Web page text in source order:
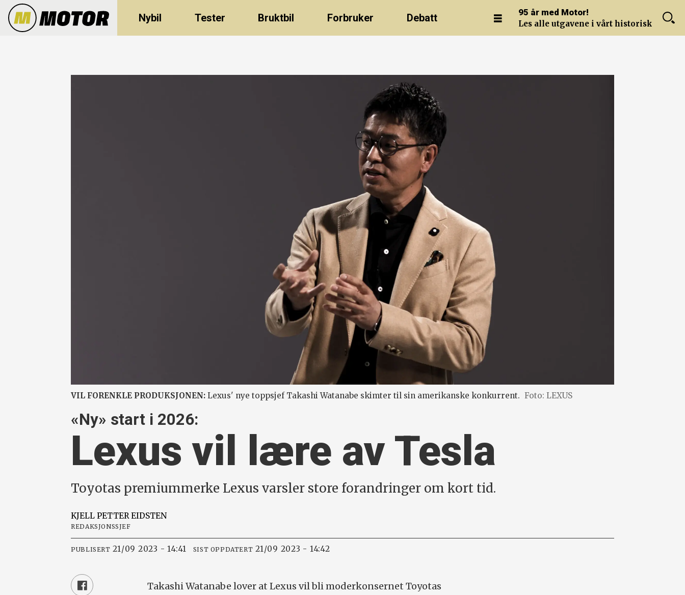
Nybil Tester Bruktbil Forbruker Debatt 95 år med Motor!
Les alle utgavene i vårt historiske arkiv.
VIL FORENKLE PRODUKSJONEN: Lexus' nye toppsjef Takashi Watanabe skimter til sin amerikanske konkurrent. Foto: LEXUS
«Ny» start i 2026:
Lexus vil lære av Tesla
Toyotas premiummerke Lexus varsler store forandringer om kort tid.
KJELL PETTER EIDSTEN
REDAKSJONSSJEF
PUBLISERT 21/09 2023 - 14:41 SIST OPPDATERT 21/09 2023 - 14:42
Takashi Watanabe lover at Lexus vil bli moderkonsernet Toyotas